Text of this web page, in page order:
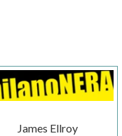
James Ellroy